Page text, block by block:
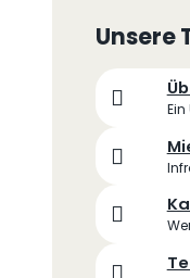
Unsere